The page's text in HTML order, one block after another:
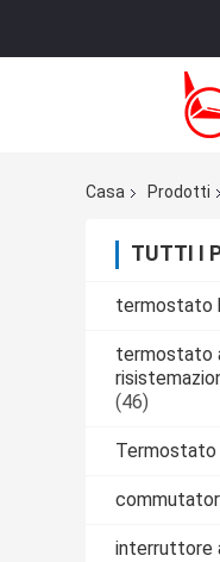
Casa
Prodotti
TUTTI I
termostato
termostato
(46)
Termostato
interruttore